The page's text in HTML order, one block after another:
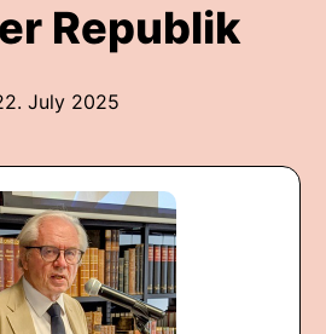
Republik
July 2025